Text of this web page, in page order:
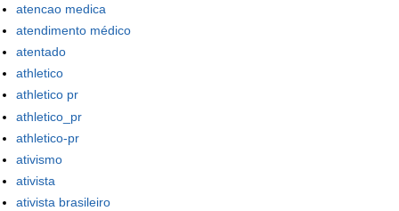
atencao medica
atendimento médico
atentado
athletico
athletico pr
athletico_pr
athletico-pr
ativismo
ativista
ativista brasileiro